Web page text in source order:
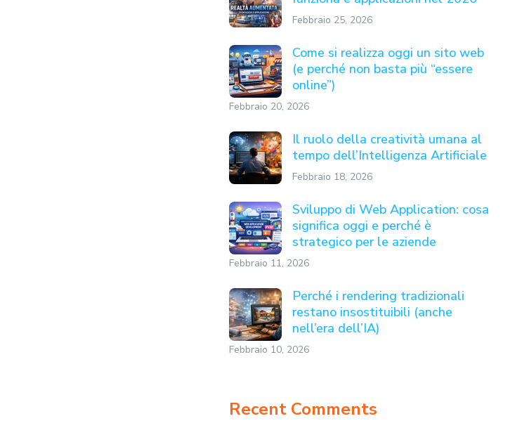
Febbraio 25, 2026
Come si realizza oggi un sito web
(e perché non basta più “essere
online”)
Febbraio 20, 2026
Il ruolo della creatività umana al
tempo dell’Intelligenza Artificiale
Febbraio 18, 2026
Sviluppo di Web Application: cosa
significa oggi e perché è
strategico per le aziende
Febbraio 11, 2026
Perché i rendering tradizionali
restano insostituibili (anche
nell’era dell’IA)
Febbraio 10, 2026
Recent Comments